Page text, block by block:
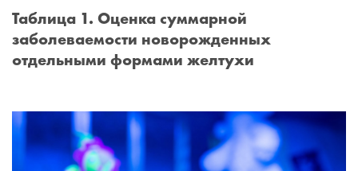
Таблица 1. Оценка суммарной
заболеваемости новорожденных
отдельными формами желтухи